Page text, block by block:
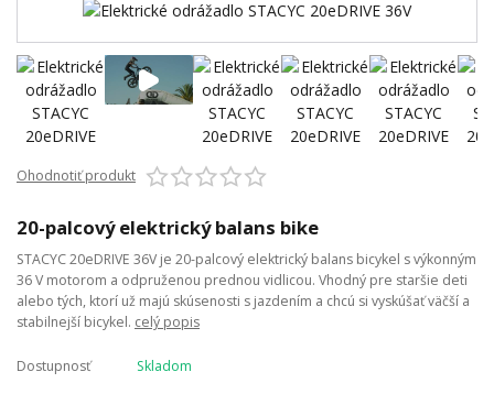
Ohodnotiť produkt
20-palcový elektrický balans bike
STACYC 20eDRIVE 36V je 20-palcový elektrický balans bicykel s výkonným
36 V motorom a odpruženou prednou vidlicou. Vhodný pre staršie deti
alebo tých, ktorí už majú skúsenosti s jazdením a chcú si vyskúšať väčší a
stabilnejší bicykel. celý popis
Dostupnosť Skladom